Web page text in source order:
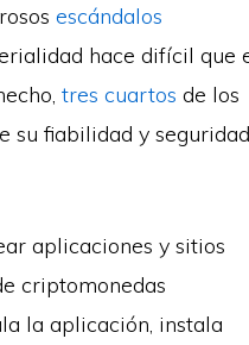
escándalos
hace difícil que
tres cuartos de los
su fiabilidad y seguridad,
aplicaciones y sitios
criptomonedas
la aplicación, instala